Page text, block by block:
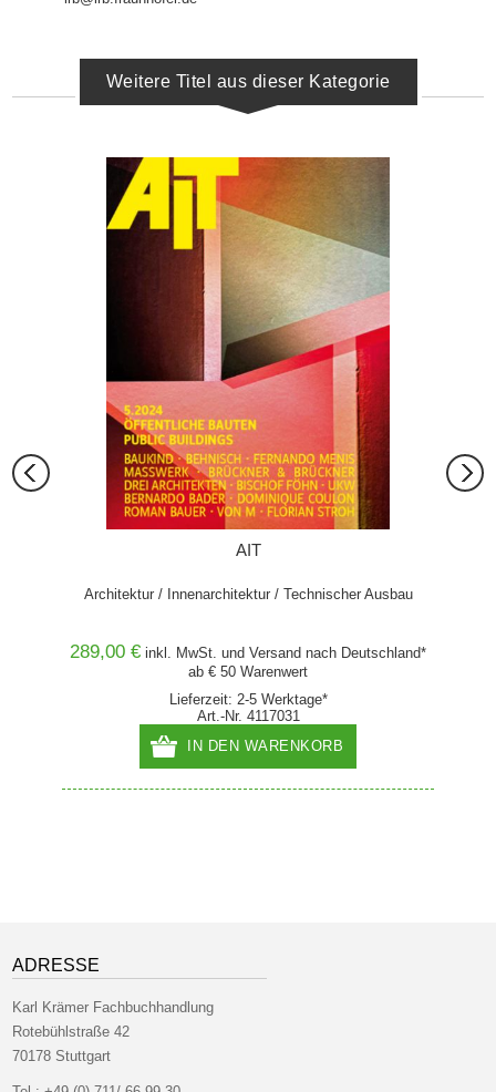
Weitere Titel aus dieser Kategorie
AIT
Architektur / Innenarchitektur / Technischer Ausbau
289,00 € inkl. MwSt. undVersand nach Deutschland*
ab € 50 Warenwert
Lieferzeit: 2-5 Werktage*
Art.-Nr. 4117031
IN DEN WARENKORB
ADRESSE
Karl Krämer Fachbuchhandlung
Rotebühlstraße 42
70178 Stuttgart